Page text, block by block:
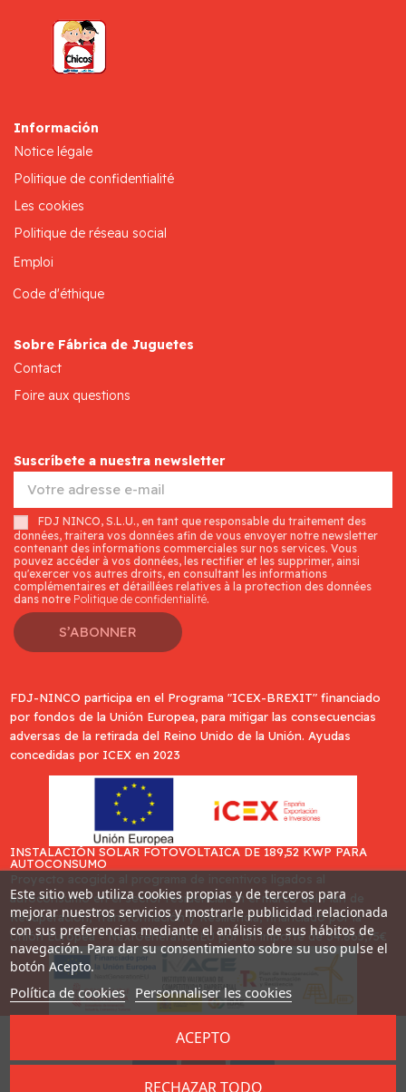
Información
Notice légale
Politique de confidentialité
Les cookies
Politique de réseau social
Emploi
Code d'éthique
Sobre Fábrica de Juguetes
Contact
Foire aux questions
Suscríbete a nuestra newsletter
FDJ NINCO, S.L.U., en tant que responsable du traitement des
données, traitera vos données afin de vous envoyer notre newsletter
contenant des informations commerciales sur nos services. Vous
pouvez accéder à vos données, les rectifier et les supprimer, ainsi
qu'exercer vos autres droits, en consultant les informations
complémentaires et détaillées relatives à la protection des données
dans notre Politique de confidentialité.
S’ABONNER
FDJ-NINCO participa en el Programa "ICEX-BREXIT" financiado
por fondos de la Unión Europea, para mitigar las consecuencias
adversas de la retirada del Reino Unido de la Unión. Ayudas
concedidas por ICEX en 2023
INSTALACIÓN SOLAR FOTOVOLTAICA DE 189,52 KWP PARA
AUTOCONSUMO
autoconsumo en el sector residencial en el marco del Plan de
Recuperación, Transformación y Resiliencia, financiado por la
Unión Europea - NextGenerationEU por un importe de 34.865,75€
Desarrollado por
Este sitio web utiliza cookies propias y de terceros para
mejorar nuestros servicios y mostrarle publicidad relacionada
con sus preferencias mediante el análisis de sus hábitos de
navegación. Para dar su consentimiento sobre su uso pulse el
botón Acepto.
Política de cookies Personnaliser les cookies
RECHAZAR TODO
ACEPTO